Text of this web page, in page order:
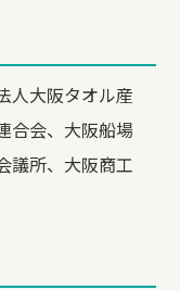
人大阪タオル産
合会、大阪船場
議所、大阪商工